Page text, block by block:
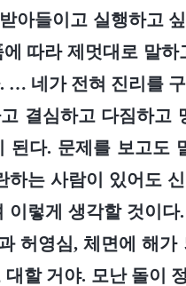
아들이고 실행하고
따라 제멋대로 말하
… 네가 전혀 진리를
결심하고 다짐하고
된다. 문제를 보고도
하는 사람이 있어도
렇게 생각할 것이다
허영심, 체면에 해가
할 거야. 모난 돌이